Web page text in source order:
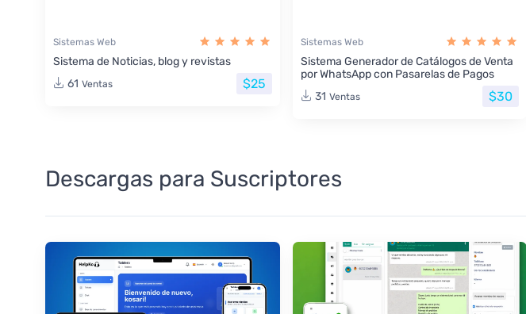
Sistemas Web
Sistema de Noticias, blog y revistas
61 Ventas $25
Sistemas Web
Sistema Generador de Catálogos de Venta
por WhatsApp con Pasarelas de Pagos
31 Ventas $30
Descargas para Suscriptores